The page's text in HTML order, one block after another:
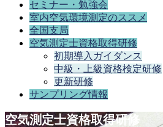
セミナー・勉強会
室内空気環境測定のススメ
全国支局
空気測定士資格取得研修
初期導入ガイダンス
中級・上級資格検定研修
更新研修
サンプリング情報
空気測定士資格取得研修